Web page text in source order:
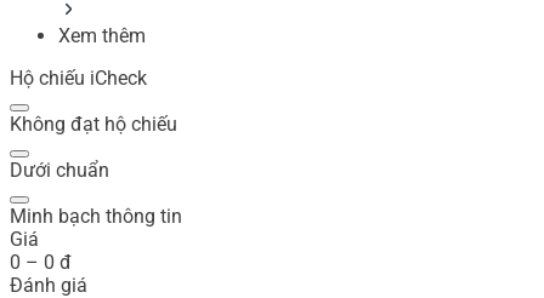
Xem thêm
Hộ chiếu iCheck
Không đạt hộ chiếu
Dưới chuẩn
Minh bạch thông tin
Giá
0 – 0 đ
Đánh giá